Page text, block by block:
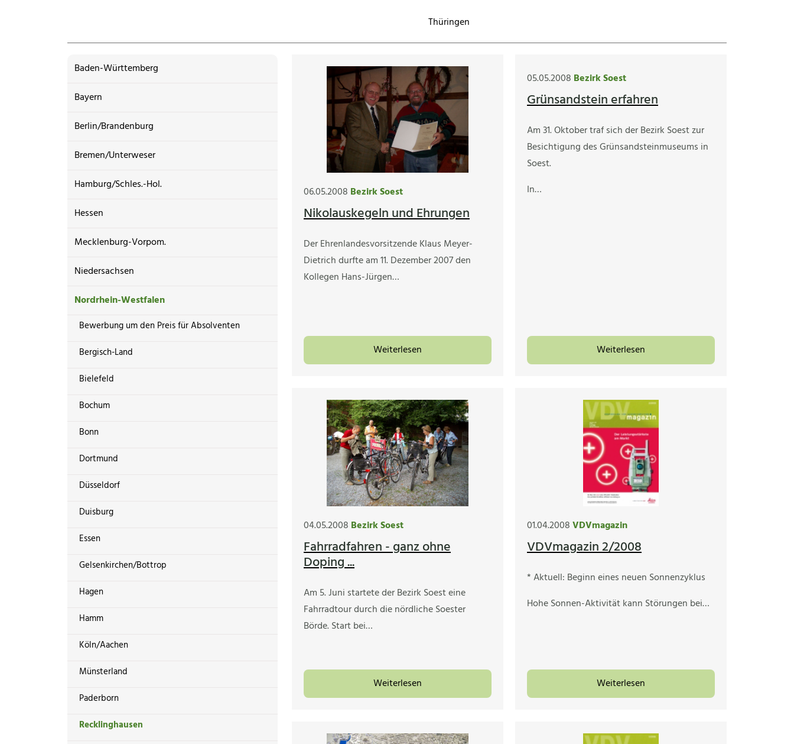
Thüringen
Baden-Württemberg
Bayern
Berlin/Brandenburg
Bremen/Unterweser
Hamburg/Schles.-Hol.
Hessen
Mecklenburg-Vorpom.
Niedersachsen
Nordrhein-Westfalen
Bewerbung um den Preis für Absolventen
Bergisch-Land
Bielefeld
Bochum
Bonn
Dortmund
Düsseldorf
Duisburg
Essen
Gelsenkirchen/Bottrop
Hagen
Hamm
Köln/Aachen
Münsterland
Paderborn
Recklinghausen
06.05.2008 Bezirk Soest
Nikolauskegeln und Ehrungen
Der Ehrenlandesvorsitzende Klaus Meyer-
Dietrich durfte am 11. Dezember 2007 den
Kollegen Hans-Jürgen…
Weiterlesen
05.05.2008 Bezirk Soest
Grünsandstein erfahren
Am 31. Oktober traf sich der Bezirk Soest zur
Besichtigung des Grünsandsteinmuseums in
Soest.
In…
Weiterlesen
04.05.2008 Bezirk Soest
Fahrradfahren - ganz ohne
Doping ...
Am 5. Juni startete der Bezirk Soest eine
Fahrradtour durch die nördliche Soester
Börde. Start bei…
Weiterlesen
01.04.2008VDVmagazin
VDVmagazin 2/2008
* Aktuell: Beginn eines neuen Sonnenzyklus
Hohe Sonnen-Aktivität kann Störungen bei…
Weiterlesen